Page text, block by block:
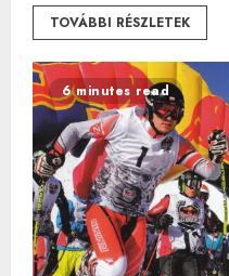
TOVÁBBI RÉSZLETEK
6 minutes read